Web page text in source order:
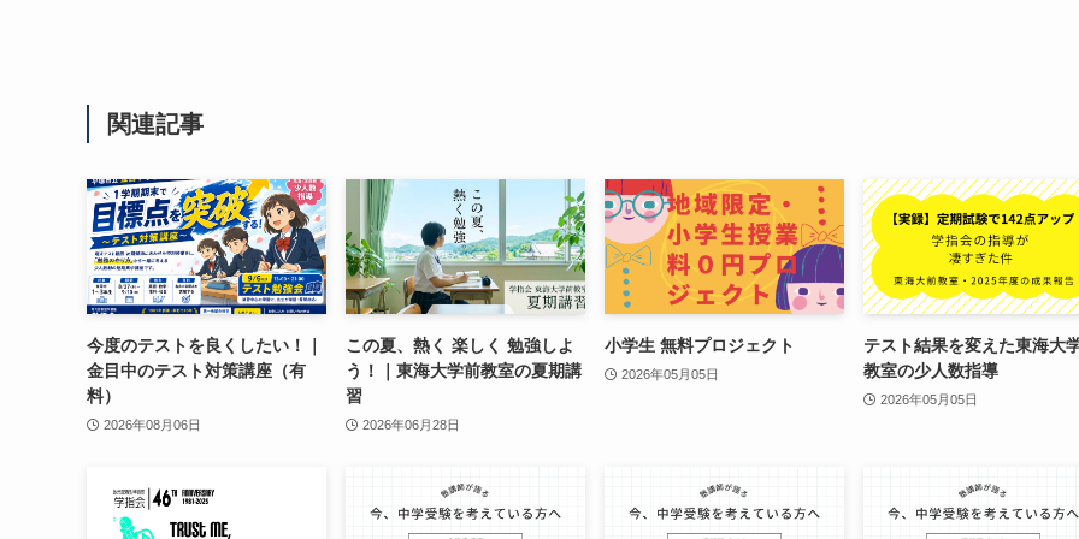
関連記事
今度のテストを良くしたい！｜
金目中のテスト対策講座（有
料）
2026年08月06日
この夏、熱く 楽しく 勉強しよ
う！｜東海大学前教室の夏期講
習
2026年06月28日
小学生 無料プロジェクト
2026年05月05日
テスト結果を変えた東海大
教室の少人数指導
2026年05月05日